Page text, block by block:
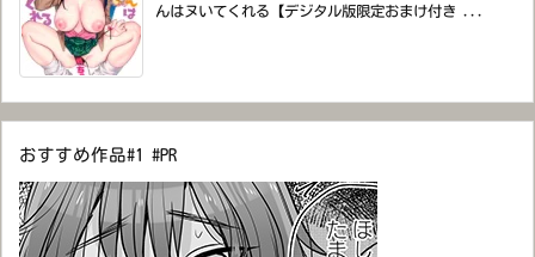
んはヌいてくれる【デジタル版限定おまけ付き ...
おすすめ作品#1 #PR